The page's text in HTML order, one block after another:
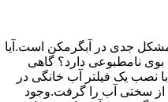
جدی در آبگرمکن است.آیا
نامطبوعی دارد؟ گاهی
نصب یک فیلتر آب خانگی در
از سختی آب را گرفت.وجود